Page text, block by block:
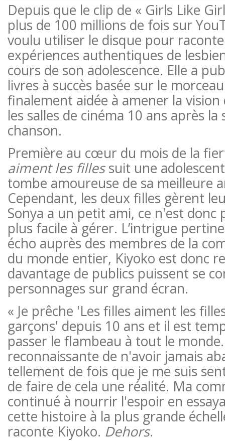
Depuis que le clip de « Girls Like
plus de 100 millions de fois sur
voulu utiliser le disque pour
expériences authentiques de
cours de son adolescence. Elle a
livres à succès basée sur le
finalement aidée à amener la
les salles de cinéma 10 ans après la
chanson.
Première au cœur du mois de la
aiment les fillessuit une
tombe amoureuse de sa meilleure
Cependant, les deux filles gèrent
Sonya a un petit ami, ce n'est donc
plus facile à gérer. L’intrigue
écho auprès des membres de la
du monde entier, Kiyoko est donc
davantage de publics puissent se
personnages sur grand écran.
« Je prêche 'Les filles aiment les
garçons' depuis 10 ans et il est
passer le flambeau à tout le
reconnaissante de n'avoir jamais
tellement de fois que je me suis
de faire de cela une réalité. Ma
continué à nourrir l'espoir en
cette histoire à la plus grande
raconte Kiyoko. Dehors.